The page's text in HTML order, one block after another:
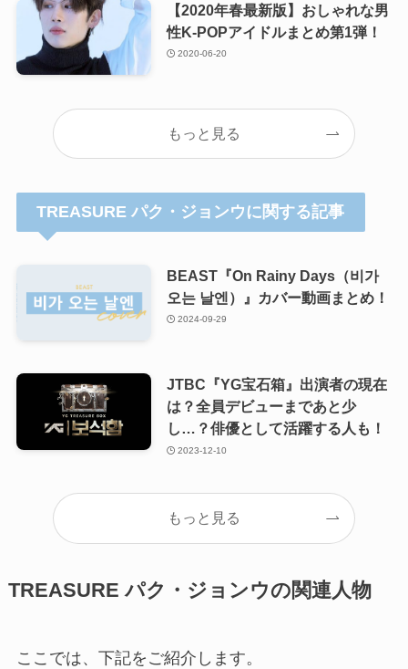
【2020年春最新版】おしゃれな男
性K-POPアイドルまとめ第1弾！
2020-06-20
もっと見る
TREASURE パク・ジョンウに関する記事
BEAST『On Rainy Days（비가
오는 날엔）』カバー動画まとめ！
2024-09-29
JTBC『YG宝石箱』出演者の現在
は？全員デビューまであと少
し…？俳優として活躍する人も！
2023-12-10
もっと見る
TREASURE パク・ジョンウの関連人物
ここでは、下記をご紹介します。